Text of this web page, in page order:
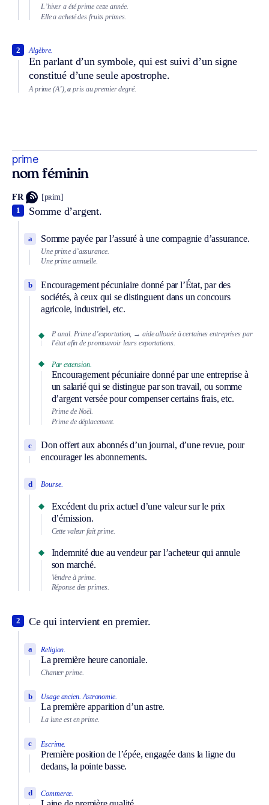
L’hiver a été prime cette année.
Elle a acheté des fruits primes.
Algèbre.
En parlant d’un symbole, qui est suivi d’un signe
constitué d’une seule apostrophe.
2
A prime (A’),a pris au premier degré.
prime
nom féminin
FR [pʀim]
Somme d’argent.
1
Somme payée par l’assuré à une compagnie d’assurance.
a
Une prime d’assurance.
Une prime annuelle.
Encouragement pécuniaire donné par l’État, par des
sociétés, à ceux qui se distinguent dans un concours
agricole, industriel, etc.
b
P. anal. Prime d’exportation, → aide allouée à certaines entreprises par
l’état afin de promouvoir leurs exportations.
Par extension.
Encouragement pécuniaire donné par une entreprise à
un salarié qui se distingue par son travail, ou somme
d’argent versée pour compenser certains frais, etc.
Prime de Noël.
Prime de déplacement.
Don offert aux abonnés d’un journal, d’une revue, pour
encourager les abonnements.
c
Bourse.
d
Excédent du prix actuel d’une valeur sur le prix
d’émission.
Cette valeur fait prime.
Indemnité due au vendeur par l’acheteur qui annule
son marché.
Vendre à prime.
Réponse des primes.
Ce qui intervient en premier.
2
Religion.
La première heure canoniale.
a
Chanter prime.
Usage ancien. Astronomie.
La première apparition d’un astre.
b
La lune est en prime.
Escrime.
Première position de l’épée, engagée dans la ligne du
dedans, la pointe basse.
c
Commerce.
d